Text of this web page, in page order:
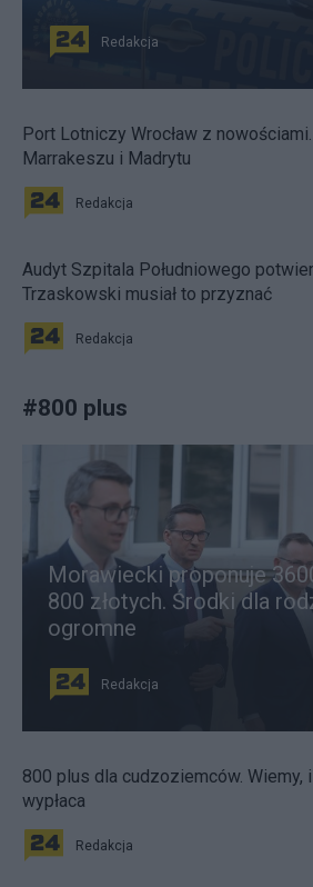
Redakcja
Port Lotniczy Wrocław z
Marrakeszu i Madrytu
Redakcja
Audyt Szpitala Południowego
Trzaskowski musiał to przyznać
Redakcja
#800 plus
Morawiecki proponuje
800 złotych. Środki dla
ogromne
Redakcja
800 plus dla cudzoziemców. Wiemy,
wypłaca
Redakcja